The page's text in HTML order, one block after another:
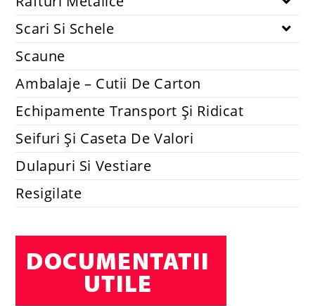
Scari Si Schele
Scaune
Ambalaje – Cutii De Carton
Echipamente Transport Și Ridicat
Seifuri Și Caseta De Valori
Dulapuri Si Vestiare
Resigilate